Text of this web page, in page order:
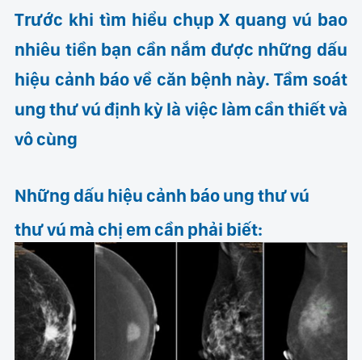
Trước khi tìm hiểu chụp X quang vú bao
nhiêu tiền bạn cần nắm được những dấu
hiệu cảnh báo về căn bệnh này. Tầm soát
ung thư vú định kỳ là việc làm cần thiết và
vô cùng
Những dấu hiệu cảnh báo ung thư vú
thư vú mà chị em cần phải biết: